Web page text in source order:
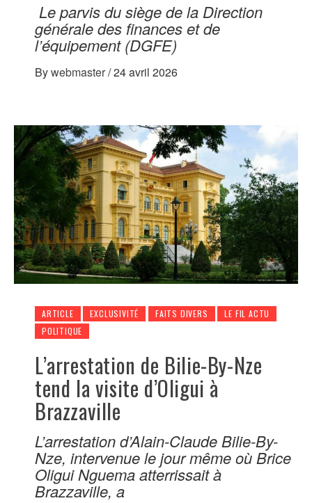
Le parvis du siège de la Direction
générale des finances et de
l’équipement (DGFE)
Bywebmaster/24 avril 2026
ARTICLE EXCLUSIVITÉ FAITS DIVERS
LE FIL ACTU
POLITIQUE
L’arrestation de Bilie-By-Nze
tend la visite d’Oligui à
Brazzaville
L’arrestation d’Alain-Claude Bilie-By-
Nze, intervenue le jour même où Brice
Oligui Nguema atterrissait à
Brazzaville, a